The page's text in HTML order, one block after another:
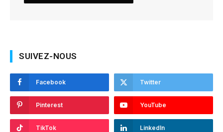
SUIVEZ-NOUS
Facebook Twitter
Pinterest YouTube
TikTok LinkedIn